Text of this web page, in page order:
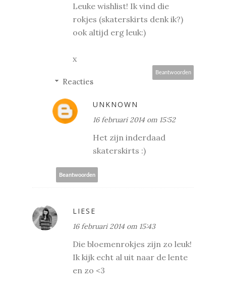
Leuke wishlist! Ik vind die
rokjes (skaterskirts denk ik?)
ook altijd erg leuk:)
x
Beantwoorden
Reacties
UNKNOWN
16 februari 2014 om 15:52
Het zijn inderdaad
skaterskirts :)
Beantwoorden
LIESE
16 februari 2014 om 15:43
Die bloemenrokjes zijn zo leuk!
Ik kijk echt al uit naar de lente
en zo <3